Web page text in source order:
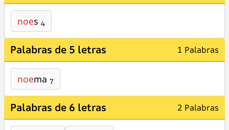
noes 4
Palabras de 5 letras 1 Palabras
noema 7
Palabras de 6 letras 2 Palabras